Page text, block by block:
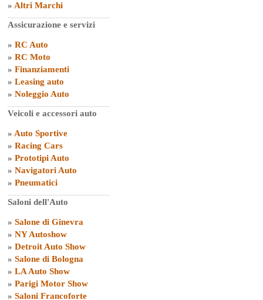
» Altri Marchi
Assicurazione e servizi
» RC Auto
» RC Moto
» Finanziamenti
» Leasing auto
» Noleggio Auto
Veicoli e accessori auto
» Auto Sportive
» Racing Cars
» Prototipi Auto
» Navigatori Auto
» Pneumatici
Saloni dell'Auto
» Salone di Ginevra
» NY Autoshow
» Detroit Auto Show
» Salone di Bologna
» LA Auto Show
» Parigi Motor Show
» Saloni Francoforte